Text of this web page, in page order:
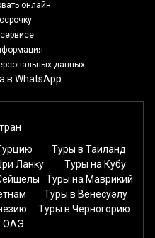
онлайн
данных
в WhatsApp
Туры в Таиланд
Ланку
Туры на Кубу
Туры на Маврикий
Туры в Венесуэлу
Туры в Черногорию
ОАЭ